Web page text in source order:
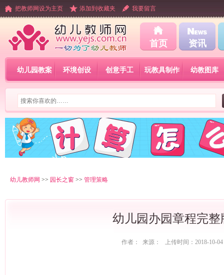
把教师网设为主页 添加到收藏夹 我要留言
首页 资讯
幼儿园教案 环境创设 创意手工 玩教具制作 幼教图库
幼儿教师网 >> 园长之窗 >> 管理策略
幼儿园办园章程完整
作者： 来源： 上传时间：2018-10-04